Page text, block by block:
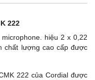
222
hiệu 2 x 0,22
chất lượng cao cấp được
222 củaCordialđược